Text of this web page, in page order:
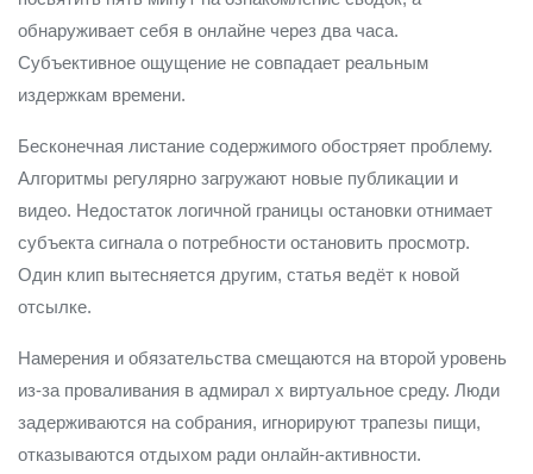
обнаруживает себя в онлайне через два часа.
Субъективное ощущение не совпадает реальным
издержкам времени.
Бесконечная листание содержимого обостряет проблему.
Алгоритмы регулярно загружают новые публикации и
видео. Недостаток логичной границы остановки отнимает
субъекта сигнала о потребности остановить просмотр.
Один клип вытесняется другим, статья ведёт к новой
отсылке.
Намерения и обязательства смещаются на второй уровень
из-за проваливания в адмирал х виртуальное среду. Люди
задерживаются на собрания, игнорируют трапезы пищи,
отказываются отдыхом ради онлайн-активности.